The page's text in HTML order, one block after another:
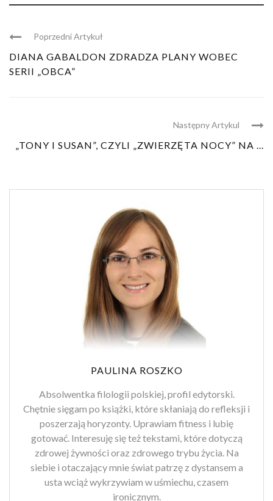
Poprzedni Artykuł
DIANA GABALDON ZDRADZA PLANY WOBEC
SERII „OBCA”
Następny Artykul
„TONY I SUSAN”, CZYLI „ZWIERZĘTA NOCY” NA ...
PAULINA ROSZKO
Absolwentka filologii polskiej, profil edytorski.
Chętnie sięgam po książki, które skłaniają do refleksji i
poszerzają horyzonty. Uprawiam fitness i lubię
gotować. Interesuję się też tekstami, które dotyczą
zdrowej żywności oraz zdrowego trybu życia. Na
siebie i otaczający mnie świat patrzę z dystansem a
usta wciąż wykrzywiam w uśmiechu, czasem
ironicznym.